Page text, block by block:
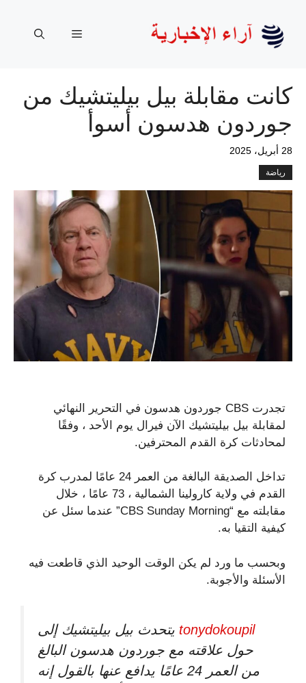
المحتوى
القائمة
كانت مقابلة بيل بيليتشيك من
جوردون هدسون أسوأ
28 أبريل، 2025
رياضة
تجدرت CBS جوردون هدسون في التحرير النهائي
لمقابلة بيل بيليتشيك الآن فيرال يوم الأحد ، وفقًا
لمحادثات كرة القدم المحترفين.
تداخل الصديقة البالغة من العمر 24 عامًا لمدرب كرة
القدم في ولاية كارولينا الشمالية ، 73 عامًا ، خلال
مقابلته مع “CBS Sunday Morning” عندما سئل عن
كيفية التقيا به.
وبحسب ما ورد لم يكن الوقت الوحيد الذي قاطعت فيه
الأسئلة والأجوبة.
tonydokoupil
حول علاقته مع جوردون هدسون البالغ
من العمر 24 عامًا يدافع عنها بالقول إنه